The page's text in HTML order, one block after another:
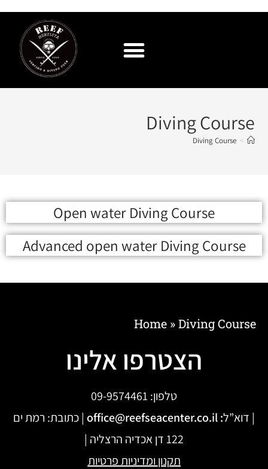
Diving Course
>
Diving Course
Open water Diving Course
Advanced open water Diving Course
Home »Diving Course
הצטרפו אלינו
טלפון: 09-9574461
| דוא”ל:
office@reefseacenter.co.il | כתובת: רמת ים
122 דן אכדיה הרצליה |
תקנוןומדיניות פרטיות